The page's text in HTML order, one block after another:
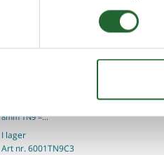
Kullager 6001 TN9 C3 Innerdiameter:
8mm TN9 =...
I lager
Art nr. 6001TN9C3